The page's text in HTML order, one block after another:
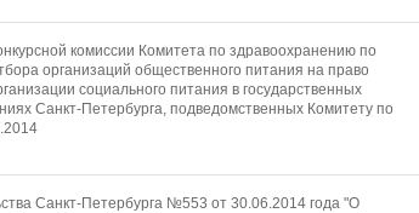
комиссии Комитета по здравоохранению по
организаций общественного питания на право
социального питания в государственных
Санкт-Петербурга, подведомственных Комитету по
Санкт-Петербурга №553 от 30.06.2014 года "О